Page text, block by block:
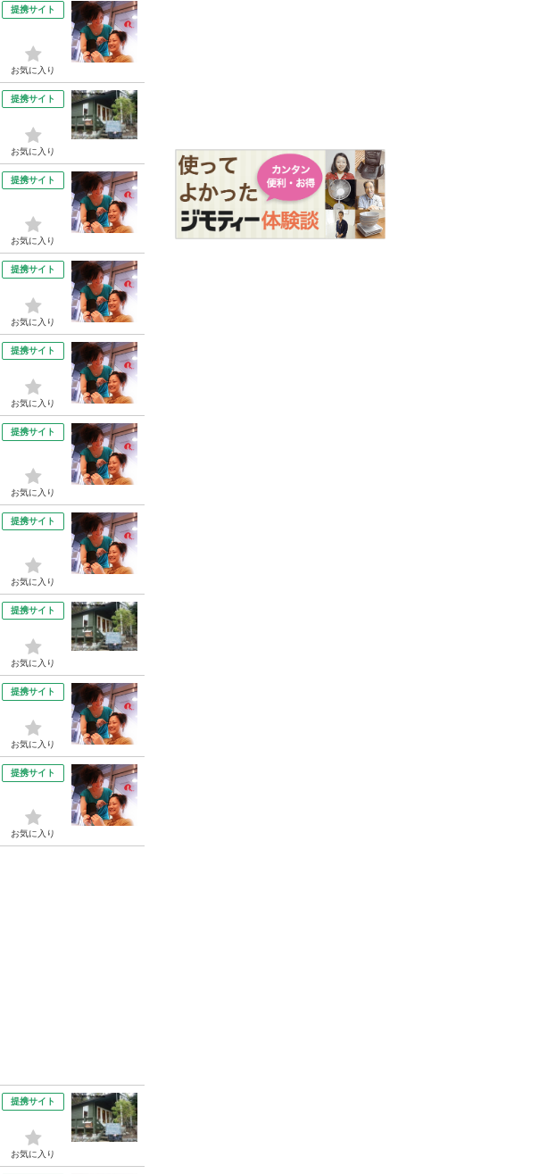
提携サイト
お気に入り
提携サイト
お気に入り
提携サイト
お気に入り
提携サイト
お気に入り
提携サイト
お気に入り
提携サイト
お気に入り
提携サイト
お気に入り
提携サイト
お気に入り
提携サイト
お気に入り
提携サイト
お気に入り
提携サイト
お気に入り